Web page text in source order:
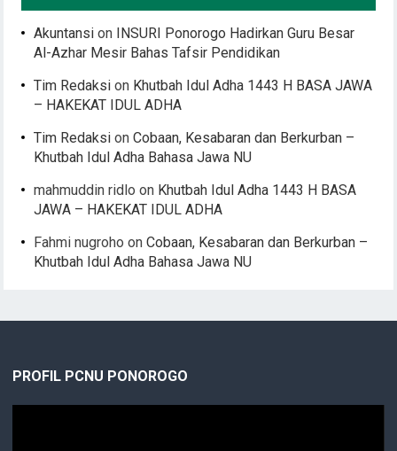
Akuntansi on INSURI Ponorogo Hadirkan Guru Besar
Al-Azhar Mesir Bahas Tafsir Pendidikan
Tim Redaksi on Khutbah Idul Adha 1443 H BASA JAWA
– HAKEKAT IDUL ADHA
Tim Redaksi onCobaan, Kesabaran dan Berkurban –
Khutbah Idul Adha Bahasa Jawa NU
mahmuddin ridlo on Khutbah Idul Adha 1443 H BASA
JAWA – HAKEKAT IDUL ADHA
Fahmi nugroho onCobaan, Kesabaran dan Berkurban –
Khutbah Idul Adha Bahasa Jawa NU
PROFIL PCNU PONOROGO